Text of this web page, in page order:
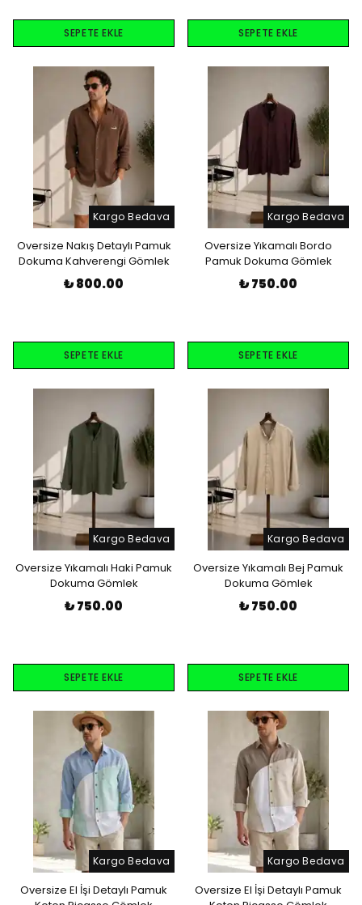
SEPETE EKLE SEPETE EKLE
Kargo Bedava
Oversize Nakış Detaylı Pamuk
Dokuma Kahverengi Gömlek
₺ 800.00
SEPETE EKLE
Kargo Bedava
Oversize Yıkamalı Bordo
Pamuk Dokuma Gömlek
₺ 750.00
SEPETE EKLE
Kargo Bedava
Oversize Yıkamalı Haki Pamuk
Dokuma Gömlek
₺ 750.00
SEPETE EKLE
Kargo Bedava
Oversize Yıkamalı Bej Pamuk
Dokuma Gömlek
₺ 750.00
SEPETE EKLE
Kargo Bedava
Oversize El İşi Detaylı Pamuk
Kargo Bedava
Oversize El İşi Detaylı Pamuk